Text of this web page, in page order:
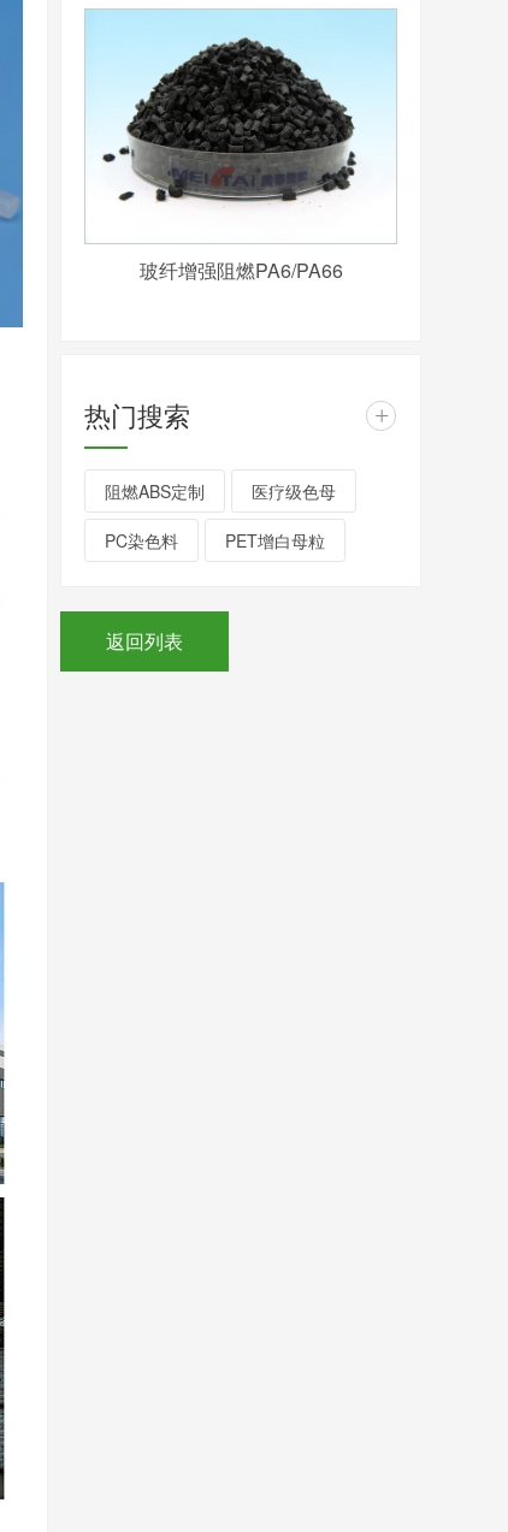
玻纤增强阻燃PA6/PA66
热门搜索 +
阻燃ABS定制 医疗级色母
PC染色料 PET增白母粒
返回列表